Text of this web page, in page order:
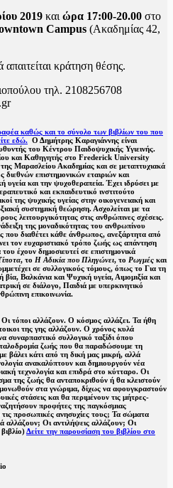
2019 καιώρα 17:00-20.00 στο
Campus (Ακαδημίας 42,
κράτηση θέσης.
τηλ. 2108256708
καθώς και το σύνολο των βιβλίων του που
εδώ. Ο Δημήτρης Καραγιάννης είναι
του Κέντρου Παιδοψυχικής Υγιεινής.
και Καθηγητής στο Frederick University
Μαρασλείου Ακαδημίας και σε μεταπτυχιακά
διεθνών επιστημονικών εταιριών και
υγεία και την ψυχοθεραπεία. Έχει ιδρύσει με
και εκπαιδευτικό ινστιτούτο
της ψυχικής υγείας στην οικογενειακή και
συστημική θεώρηση. Ασχολείται με τα
λειτουργικότητας στις ανθρώπινες σχέσεις.
της μοναδικότητας του ανθρωπίνου
που διαθέτει κάθε άνθρωπος, ανεξάρτητα από
τον ευχαριστιακό τρόπο ζωής ως απάντηση
έχουν δημοσιευτεί σε επιστημονικά
, το Η Αδικία που Πληγώνει, το Ρωγμές και
σε συλλογικούς τόμους, όπως το Για τη
βία, Βαλκάνια και Ψυχική υγεία, Αιμομιξία και
σε διάλογο, Παιδιά με υπερκινητικό
επικοινωνία.
τόποι αλλάζουν. Ο κόσμος αλλάζει. Τα ήθη
της γης αλλάζουν. Ο χρόνος κυλά
συναρπαστικό συλλογικό ταξίδι όπου
ζωής που θα παραδώσουμε τη
βάλει κάτι από τη δική μας μικρή, αλλά
ανακαλύπτουν και δημιουργούν νέα
τεχνολογία και επιδρά στο κύτταρο. Οι
της ζωής θα ανταποκριθούν ή θα κλειστούν
στα γνώριμα, δίχως να αφουγκραστούν
στάσεις και θα περιμένουν τις μήτρες-
προφήτες της παγκόσμιας
προσωπικές ανησυχίες τους; Τα σώματα
αλλάζουν; Οι αντιλήψεις αλλάζουν; Οι
Δείτε την παρουσίαση του βιβλίου στο